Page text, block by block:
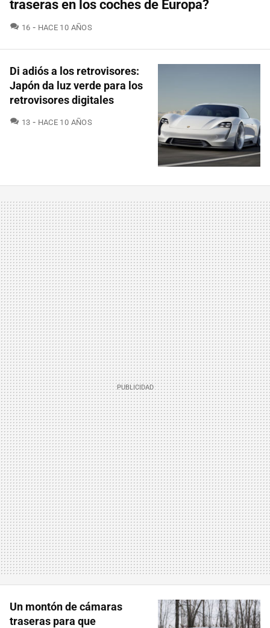
traseras en los coches de Europa?
16 COMENTARIOS
HACE 10 AÑOS
Di adiós a los retrovisores:
Japón da luz verde para los
retrovisores digitales
13 COMENTARIOS
HACE 10 AÑOS
Un montón de cámaras
traseras para que